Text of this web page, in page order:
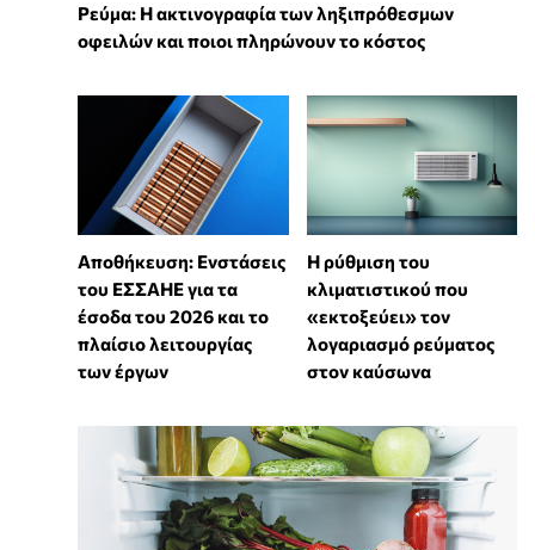
Ρεύμα: Η ακτινογραφία των ληξιπρόθεσμων
οφειλών και ποιοι πληρώνουν το κόστος
Αποθήκευση: Ενστάσεις
του ΕΣΣΑΗΕ για τα
έσοδα του 2026 και το
πλαίσιο λειτουργίας
των έργων
Η ρύθμιση του
κλιματιστικού που
«εκτοξεύει» τον
λογαριασμό ρεύματος
στον καύσωνα